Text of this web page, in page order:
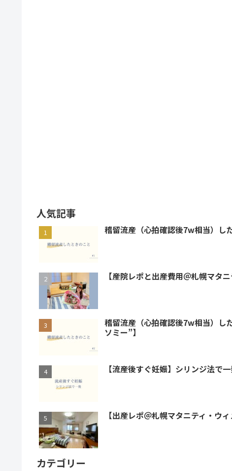
人気記事
稽留流産（心拍確認後7w相当）し
【産院レポと出産費用＠札幌マタ
稽留流産（心拍確認後7w相当）し
ソミー”】
【流産後すぐ妊娠】シリンジ法で
【出産レポ＠札幌マタニティ・ウ
カテゴリー